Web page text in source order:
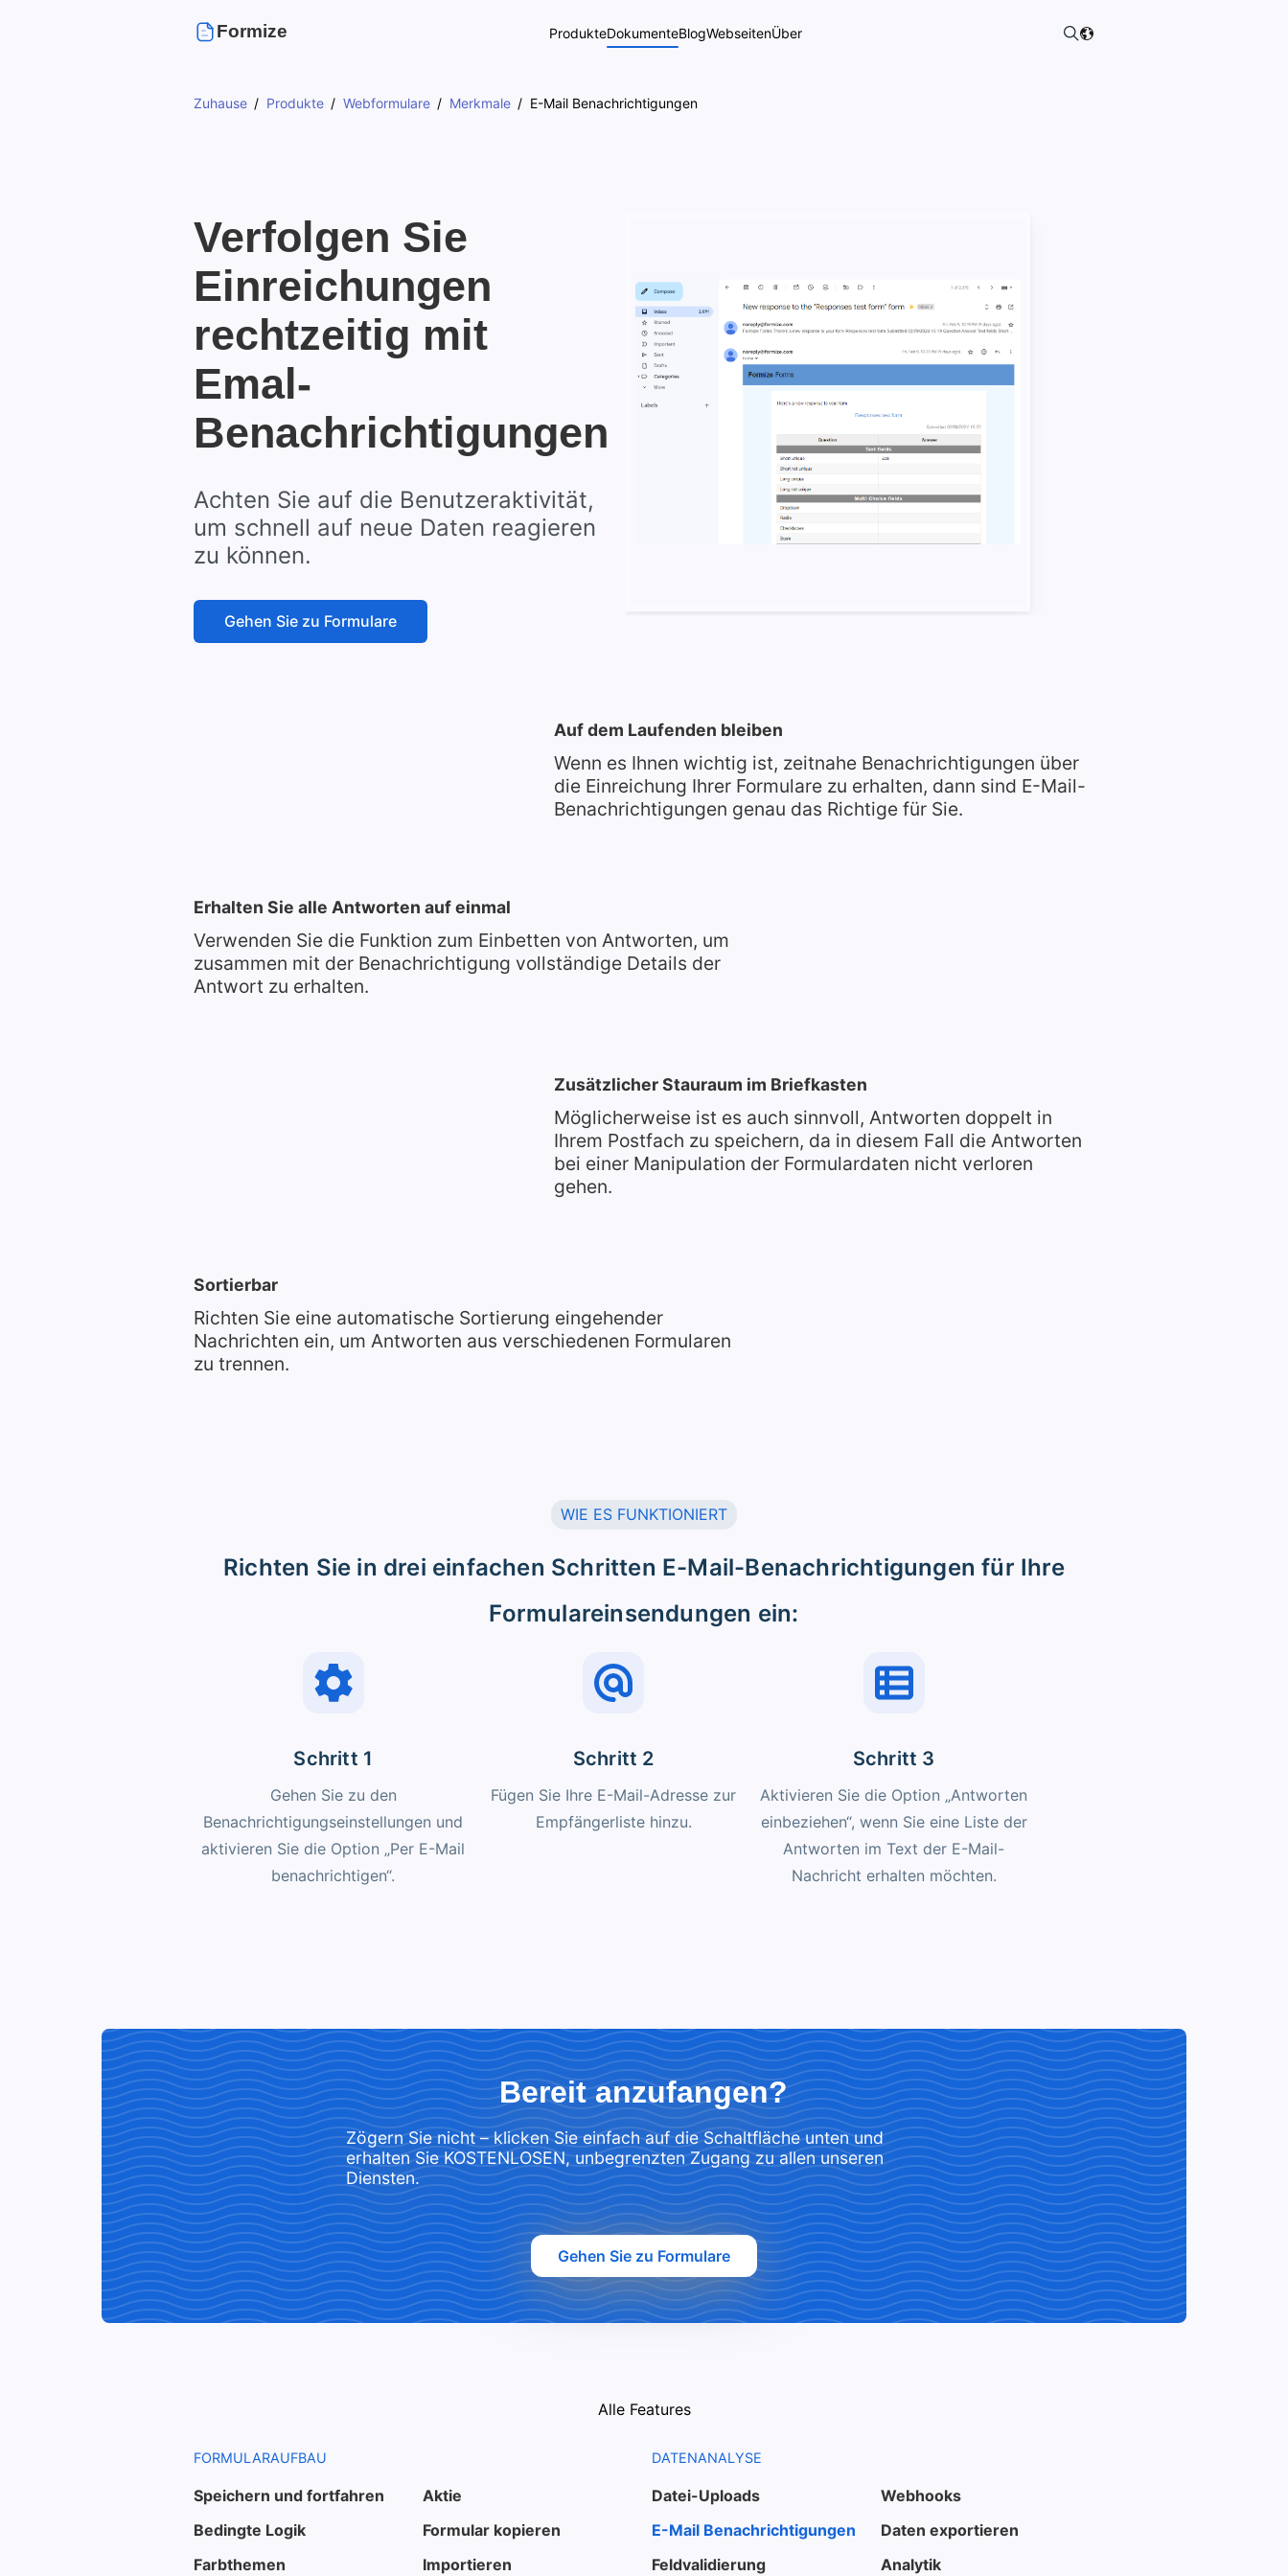
Formize ProdukteDokumenteBlogWebseitenÜber
Zuhause Produkte Webformulare Merkmale E-Mail Benachrichtigungen
Verfolgen Sie
Einreichungen
rechtzeitig mit
Emal-
Benachrichtigungen
Achten Sie auf die Benutzeraktivität,
um schnell auf neue Daten reagieren
zu können.
Gehen Sie zu Formulare
Auf dem Laufenden bleiben
Wenn es Ihnen wichtig ist, zeitnahe Benachrichtigungen über
die Einreichung Ihrer Formulare zu erhalten, dann sind E-Mail-
Benachrichtigungen genau das Richtige für Sie.
Erhalten Sie alle Antworten auf einmal
Verwenden Sie die Funktion zum Einbetten von Antworten, um
zusammen mit der Benachrichtigung vollständige Details der
Antwort zu erhalten.
Zusätzlicher Stauraum im Briefkasten
Möglicherweise ist es auch sinnvoll, Antworten doppelt in
Ihrem Postfach zu speichern, da in diesem Fall die Antworten
bei einer Manipulation der Formulardaten nicht verloren
gehen.
Sortierbar
Richten Sie eine automatische Sortierung eingehender
Nachrichten ein, um Antworten aus verschiedenen Formularen
zu trennen.
WIE ES FUNKTIONIERT
Richten Sie in drei einfachen Schritten E-Mail-Benachrichtigungen für Ihre
Formulareinsendungen ein:
Schritt 1
Gehen Sie zu den
Benachrichtigungseinstellungen und
aktivieren Sie die Option „Per E-Mail
benachrichtigen“.
Schritt 2
Fügen Sie Ihre E-Mail-Adresse zur
Empfängerliste hinzu.
Schritt 3
Aktivieren Sie die Option „Antworten
einbeziehen“, wenn Sie eine Liste der
Antworten im Text der E-Mail-
Nachricht erhalten möchten.
Bereit anzufangen?
Zögern Sie nicht – klicken Sie einfach auf die Schaltfläche unten und
erhalten Sie KOSTENLOSEN, unbegrenzten Zugang zu allen unseren
Diensten.
Gehen Sie zu Formulare
Alle Features
FORMULARAUFBAU
Speichern und fortfahren
Bedingte Logik
Farbthemen
Aktie
Formular kopieren
Importieren
DATENANALYSE
Datei-Uploads
E-Mail Benachrichtigungen
Feldvalidierung
Webhooks
Daten exportieren
Analytik